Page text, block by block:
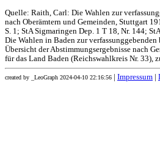
Quelle: Raith, Carl: Die Wahlen zur
nach Oberämtern und Gemeinden, Stuttgart
S. 1; StA Sigmaringen Dep. 1 T 18, Nr. 144;
Die Wahlen in Baden zur
Übersicht der Abstimmungsergebnisse nach
für das Land Baden (Reichswahlkreis Nr. 33),
created by _LeoGraph 2024-04-10 22:16:56 Impressum